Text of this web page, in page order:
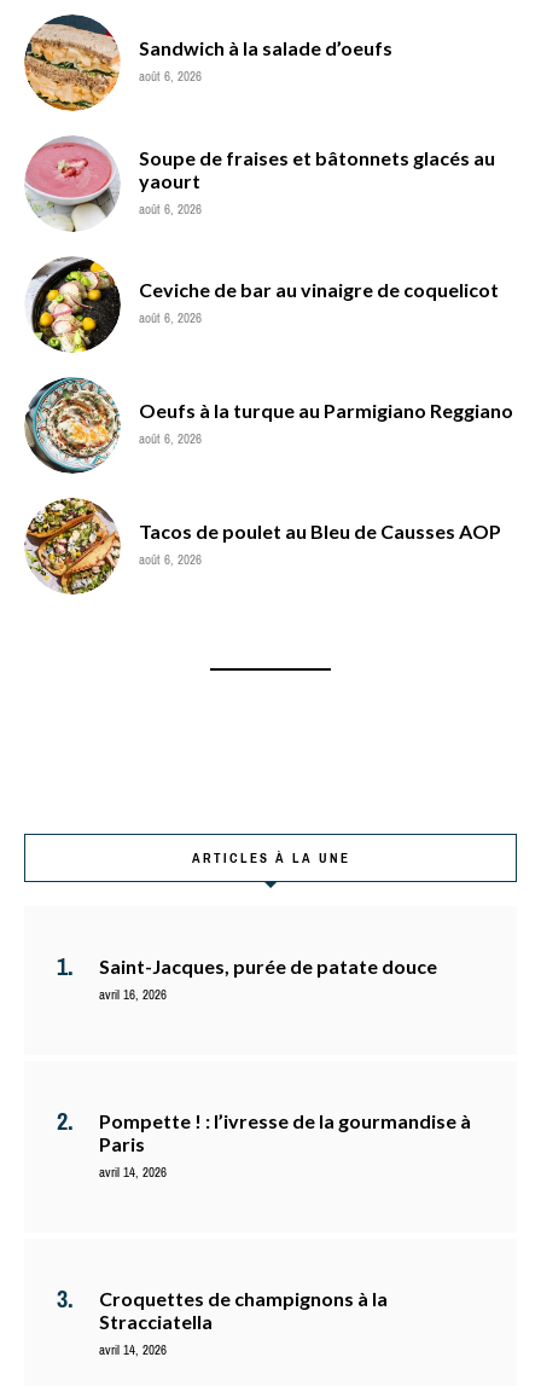
Sandwich à la salade d’oeufs
août 6, 2026
Soupe de fraises et bâtonnets glacés au
yaourt
août 6, 2026
Ceviche de bar au vinaigre de coquelicot
août 6, 2026
Oeufs à la turque au Parmigiano Reggiano
août 6, 2026
Tacos de poulet au Bleu de Causses AOP
août 6, 2026
ARTICLES À LA UNE
Saint-Jacques, purée de patate douce
avril 16, 2026
Pompette ! : l’ivresse de la gourmandise à
Paris
avril 14, 2026
Croquettes de champignons à la
Stracciatella
avril 14, 2026